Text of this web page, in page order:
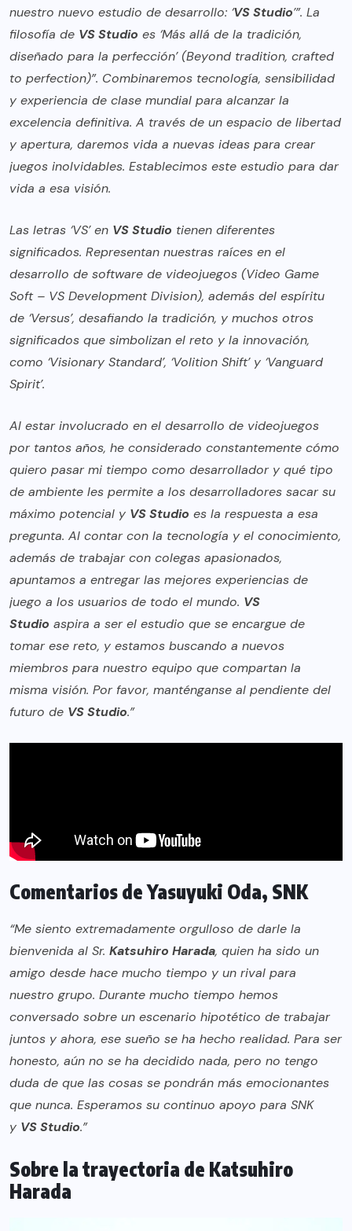
nuestro nuevo estudio de desarrollo: ‘VS Studio’”. La
filosofía de VS Studio es ‘Más allá de la tradición,
diseñado para la perfección’ (Beyond tradition, crafted
to perfection)”. Combinaremos tecnología, sensibilidad
y experiencia de clase mundial para alcanzar la
excelencia definitiva. A través de un espacio de libertad
y apertura, daremos vida a nuevas ideas para crear
juegos inolvidables. Establecimos este estudio para dar
vida a esa visión.
Las letras ‘VS’ en VS Studio tienen diferentes
significados. Representan nuestras raíces en el
desarrollo de software de videojuegos (Video Game
Soft – VS Development Division), además del espíritu
de ‘Versus’, desafiando la tradición, y muchos otros
significados que simbolizan el reto y la innovación,
como ‘Visionary Standard’, ‘Volition Shift’ y ‘Vanguard
Spirit’.
Al estar involucrado en el desarrollo de videojuegos
por tantos años, he considerado constantemente cómo
quiero pasar mi tiempo como desarrollador y qué tipo
de ambiente les permite a los desarrolladores sacar su
máximo potencial y VS Studio es la respuesta a esa
pregunta. Al contar con la tecnología y el conocimiento,
además de trabajar con colegas apasionados,
apuntamos a entregar las mejores experiencias de
juego a los usuarios de todo el mundo. VS
Studio aspira a ser el estudio que se encargue de
tomar ese reto, y estamos buscando a nuevos
miembros para nuestro equipo que compartan la
misma visión. Por favor, manténganse al pendiente del
futuro de VS Studio.”
Comentarios de Yasuyuki Oda, SNK
“Me siento extremadamente orgulloso de darle la
bienvenida al Sr. Katsuhiro Harada, quien ha sido un
amigo desde hace mucho tiempo y un rival para
nuestro grupo. Durante mucho tiempo hemos
conversado sobre un escenario hipotético de trabajar
juntos y ahora, ese sueño se ha hecho realidad. Para ser
honesto, aún no se ha decidido nada, pero no tengo
duda de que las cosas se pondrán más emocionantes
que nunca. Esperamos su continuo apoyo para SNK
y VS Studio.”
Sobre la trayectoria de Katsuhiro
Harada